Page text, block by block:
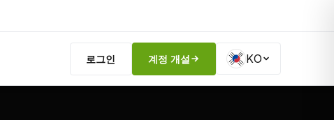
로그인 계정 개설 KO